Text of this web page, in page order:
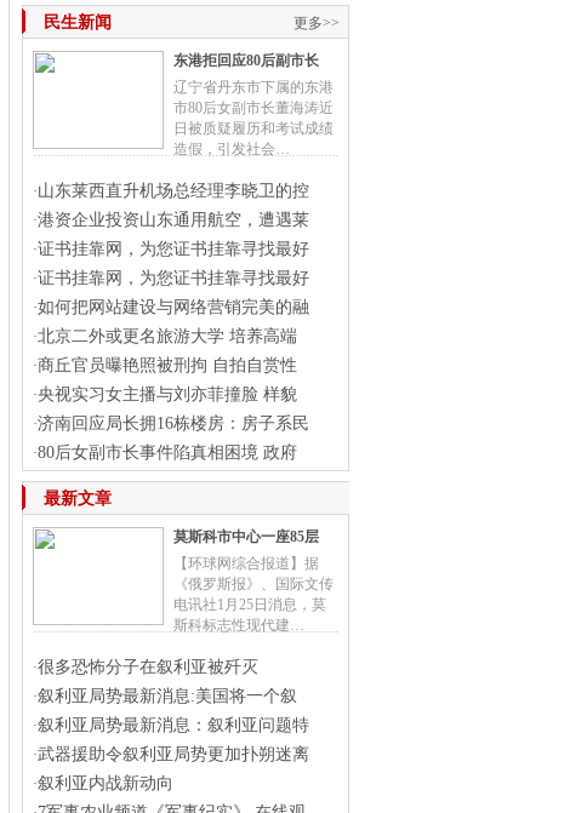
民生新闻 更多>>
东港拒回应80后副市长
辽宁省丹东市下属的东港
市80后女副市长董海涛近
日被质疑履历和考试成绩
造假，引发社会…
·山东莱西直升机场总经理李晓卫的控
·港资企业投资山东通用航空，遭遇莱
·证书挂靠网，为您证书挂靠寻找最好
·证书挂靠网，为您证书挂靠寻找最好
·如何把网站建设与网络营销完美的融
·北京二外或更名旅游大学 培养高端
·商丘官员曝艳照被刑拘 自拍自赏性
·央视实习女主播与刘亦菲撞脸 样貌
·济南回应局长拥16栋楼房：房子系民
·80后女副市长事件陷真相困境 政府
最新文章
莫斯科市中心一座85层
【环球网综合报道】据
《俄罗斯报》、国际文传
电讯社1月25日消息，莫
斯科标志性现代建…
·很多恐怖分子在叙利亚被歼灭
·叙利亚局势最新消息:美国将一个叙
·叙利亚局势最新消息：叙利亚问题特
·武器援助令叙利亚局势更加扑朔迷离
·叙利亚内战新动向